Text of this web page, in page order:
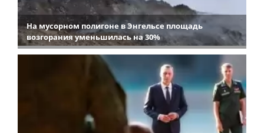
На мусорном полигоне в Энгельсе площадь
возгорания уменьшилась на 30%